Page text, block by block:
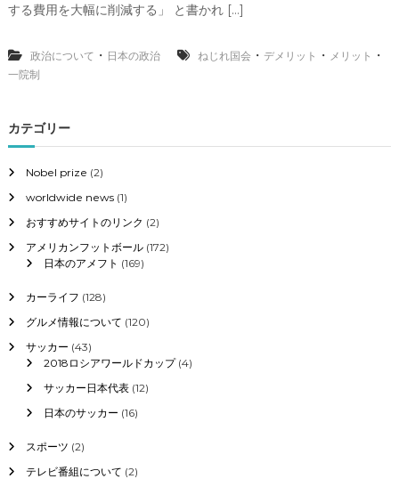
し
る
する費用を大幅に削減する」 と書かれ […]
政治について ・ 日本の政治 ねじれ国会 ・ デメリット ・ メリット ・
一院制
カテゴリー
Nobel prize (2)
worldwide news(1)
おすすめサイトのリンク (2)
アメリカンフットボール(172)
日本のアメフト (169)
カーライフ (128)
グルメ情報について (120)
サッカー (43)
2018ロシアワールドカップ(4)
サッカー日本代表(12)
日本のサッカー (16)
スポーツ (2)
テレビ番組について (2)